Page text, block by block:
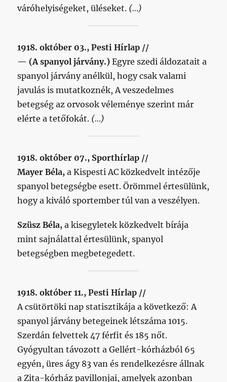
váróhelyiségeket, üléseket. (…)
1918. október 03., Pesti Hírlap //
— (A spanyol járvány.) Egyre szedi áldozatait a
spanyol járvány anélkül, hogy csak valami
javulás is mutatkoznék, A veszedelmes
betegség az orvosok véleménye szerint már
elérte a tetőfokát. (…)
1918. október 07., Sporthírlap //
Mayer Béla, a Kispesti AC közkedvelt intézője
spanyol betegségbe esett. Örömmel értesülünk,
hogy a kiváló sportember túl van a veszélyen.
Szüsz Béla,a kisegyletek közkedvelt bírája
mint sajnálattal értesülünk, spanyol
betegségben megbetegedett.
1918. október 11., Pesti Hírlap //
A csütörtöki nap statisztikája a következő: A
spanyol járvány betegeinek létszáma 1015.
Szerdán felvettek 47 férfit és 185 nőt.
Gyógyultan távozott a Gellért-kórházból 65
egyén, üres ágy 83 van és rendelkezésre állnak
a Zita-kórház pavillonjai, amelyek azonban